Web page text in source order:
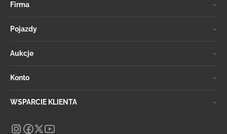
Firma
Pojazdy
Aukcje
Konto
WSPARCIE KLIENTA